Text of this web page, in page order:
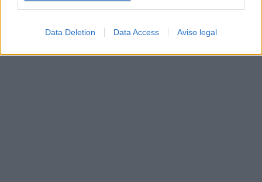
Data Deletion Data Access Aviso legal